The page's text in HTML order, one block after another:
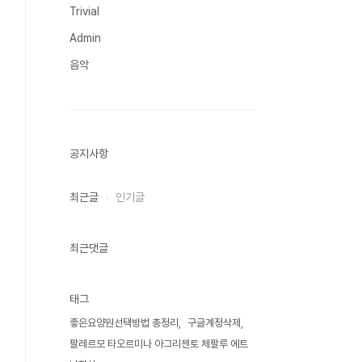
Trivial
Admin
음악
공지사항
최근글 인기글
최근댓글
태그
좋은요양원선택방법 총정리
구글계정삭제
팔레르모 타오르미나 아그리젠토 체팔루 에트